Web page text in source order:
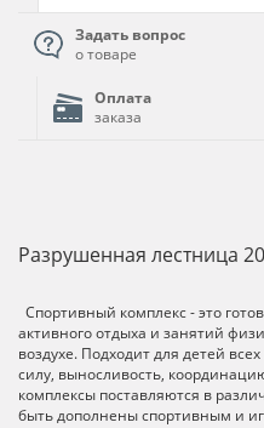
Задать вопрос
о товаре
Оплата
заказа
Разрушенная лестница
Спортивный комплекс - это
активного отдыха и занятий
воздухе. Подходит для детей
силу, выносливость,
комплексы поставляются в
быть дополнены спортивным и